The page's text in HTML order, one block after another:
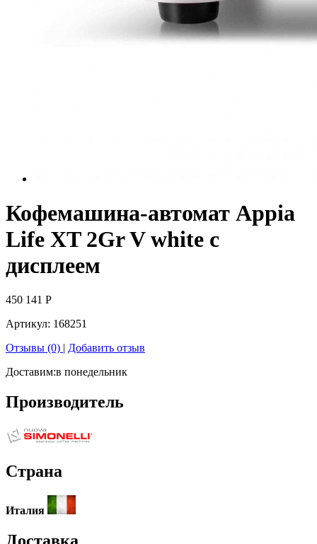
Кофемашина-автомат Appia
Life XT 2Gr V white с
дисплеем
450 141 Р
Артикул: 168251
Отзывы (0) | Добавить отзыв
Доставим:в понедельник
Производитель
Страна
Италия